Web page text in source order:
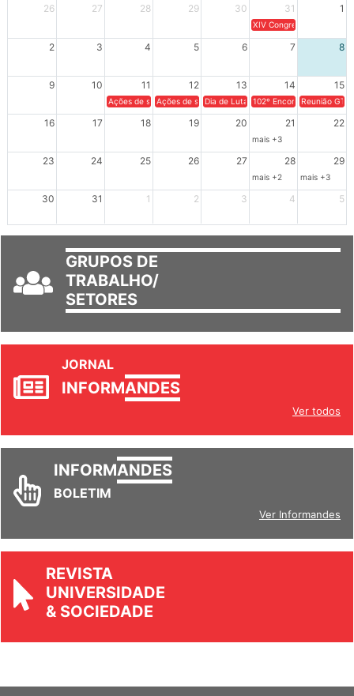
26
27 28 29 30 31 1
XIV Congresso Brasileiro
2 3 4 5 6 7 8
9 10 11 12 13 14 15
Ações de solidariedade a Cuba no Rio Grande do Sul - 100
Ações de solidariedade a Cuba no Rio Grande do
Dia de Luta em Defesa de Cuba e da
102º Encontro da
Reunião
16 17 18 19 20 21 22
mais +3
23 24 25 26 27 28 29
mais +2 mais +3
30 31 1 2 3 4 5
GRUPOS DE
TRABALHO/
SETORES
JORNAL
INFORMANDES
Ver todos
INFORMANDES
BOLETIM
Ver Informandes
REVISTA
UNIVERSIDADE
& SOCIEDADE